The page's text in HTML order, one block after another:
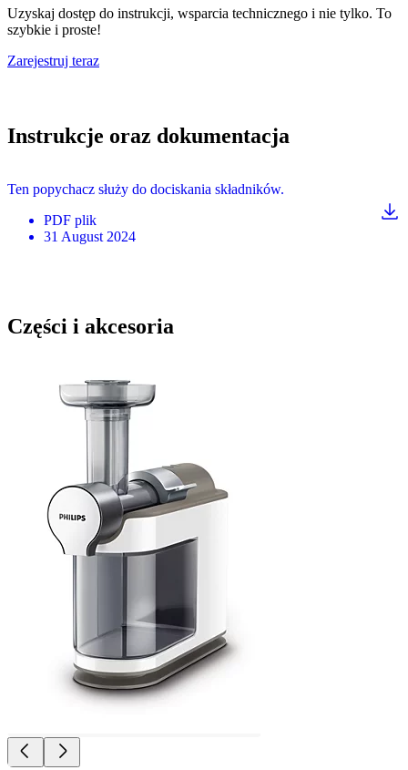
Uzyskaj dostęp do instrukcji, wsparcia technicznego i nie tylko. To
szybkie i proste!
Zarejestruj teraz
Instrukcje oraz dokumentacja
Ten popychacz służy do dociskania składników.
PDF plik
31 August 2024
Części i akcesoria